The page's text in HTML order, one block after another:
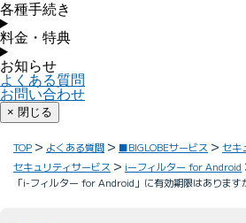
各種手続き
料金・特典
お知らせ
よくある質問
お問い合わせ
× 閉じる
TOP よくある質問 ■BIGLOBEサービス
セキ
セキュリティサービス
iーフィルター for Android
「i-フィルター for Android」に有効期限はあります